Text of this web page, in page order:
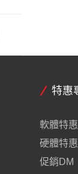
特惠
軟體特
硬體特
促銷DM